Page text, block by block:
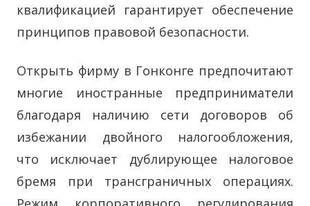
квалификацией гарантирует обеспечение
принципов правовой безопасности.
Открыть фирму в Гонконге предпочитают
многие иностранные предприниматели
благодаря наличию сети договоров об
избежании двойного налогообложения,
что исключает дублирующее налоговое
бремя при трансграничных операциях.